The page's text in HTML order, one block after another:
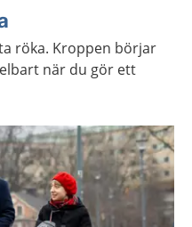
röka. Kroppen börjar
när du gör ett